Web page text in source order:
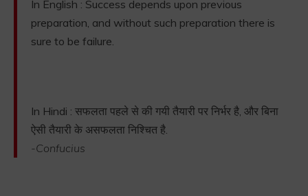
In English : Success depends upon previous
preparation, and without such preparation there is
sure to be failure.
In Hindi : सफलता पहले से की गयी तैयारी पर निर्भर है, और बिना
ऐसी तैयारी के असफलता निश्चित है.
-Confucius